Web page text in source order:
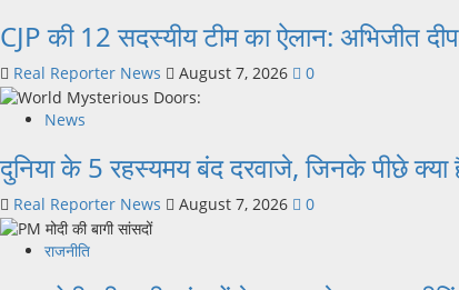
CJP की 12 सदस्यीय टीम का ऐलान: अभिजीत
Real Reporter News August 7, 2026 0
News
दुनिया के 5 रहस्यमय बंद दरवाजे, जिनके पीछे क्या
Real Reporter News August 7, 2026 0
राजनीति